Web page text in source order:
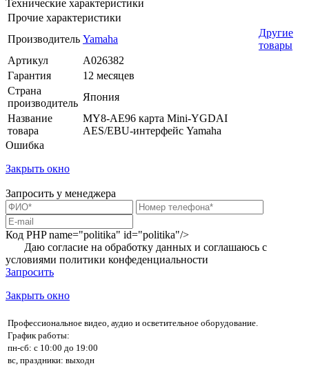
Технические характеристики
Прочие характеристики
Производитель Yamaha
Другие
товары
Артикул
A026382
Гарантия
12 месяцев
Страна
производитель
Япония
Название
товара
MY8-AE96 карта Mini-YGDAI
AES/EBU-интерфейс Yamaha
Ошибка
Закрыть окно
Запросить у менеджера
Код PHPname="politika" id="politika"/>
Даю согласие на обработку данных и соглашаюсь с
условиями политики конфеденциальности
Запросить
Закрыть окно
Профессиональное видео, аудио и осветительное оборудование.
График работы:
пн-сб: с 10:00 до 19:00
вс, праздники: выходн